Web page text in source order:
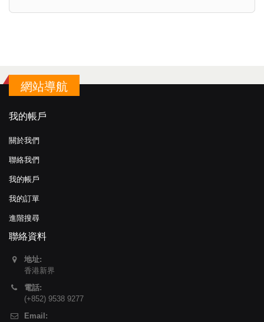
網站導航
我的帳戶
關於我們
聯絡我們
我的帳戶
我的訂單
進階搜尋
聯絡資料
地址:
香港新界
電話:
(+852) 9538 9277
Email: